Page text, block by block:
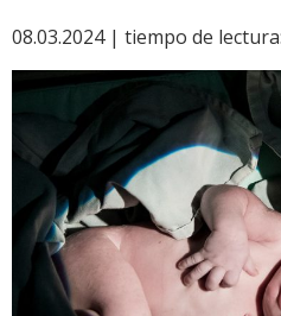
08.03.2024 | tiempo de lectura: